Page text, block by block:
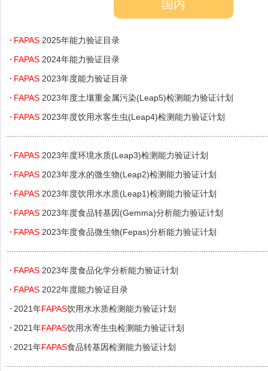
国内
FAPAS 2025年能力验证目录
FAPAS 2024年能力验证目录
FAPAS 2023年度能力验证目录
FAPAS 2023年度土壤重金属污染(Leap5)检测能力验证计划
FAPAS 2023年度饮用水客生虫(Leap4)检测能力验证计划
FAPAS 2023年度环境水质(Leap3)检测能力验证计划
FAPAS 2023年度水的微生物(Leap2)检测能力验证计划
FAPAS 2023年度饮用水水质(Leap1)检测能力验证计划
FAPAS 2023年度食品转基因(Gemma)分析能力验证计划
FAPAS 2023年度食品微生物(Fepas)分析能力验证计划
FAPAS 2023年度食品化学分析能力验证计划
FAPAS 2022年度能力验证目录
2021年FAPAS饮用水水质检测能力验证计划
2021年FAPAS饮用水寄生虫检测能力验证计划
2021年FAPAS食品转基因检测能力验证计划